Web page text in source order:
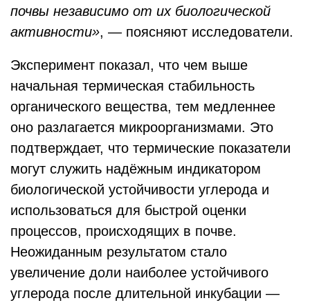
почвы независимо от их биологической
активности», — поясняют исследователи.
Эксперимент показал, что чем выше
начальная термическая стабильность
органического вещества, тем медленнее
оно разлагается микроорганизмами. Это
подтверждает, что термические показатели
могут служить надёжным индикатором
биологической устойчивости углерода и
использоваться для быстрой оценки
процессов, происходящих в почве.
Неожиданным результатом стало
увеличение доли наиболее устойчивого
углерода после длительной инкубации —